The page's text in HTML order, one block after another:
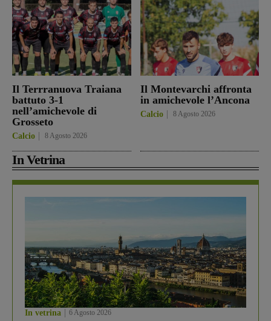
Il Terrranuova Traiana
battuto 3-1
nell’amichevole di
Grosseto
Calcio 8 Agosto 2026
Il Montevarchi affronta
in amichevole l’Ancona
Calcio 8 Agosto 2026
In Vetrina
In vetrina 6 Agosto 2026